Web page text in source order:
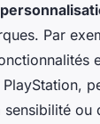
Par
sensibilité ou